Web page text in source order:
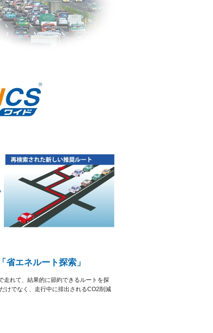
エネルート探索」
走れて、結果的に節約できるルートを探
けでなく、走行中に排出されるCO2削減